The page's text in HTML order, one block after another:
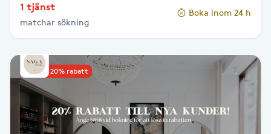
Frekvensterapi
Friskvårdsmassage
Frisör
1 tjänst
matchar sökning
Boka inom 24 h
Upp till 20% rabatt